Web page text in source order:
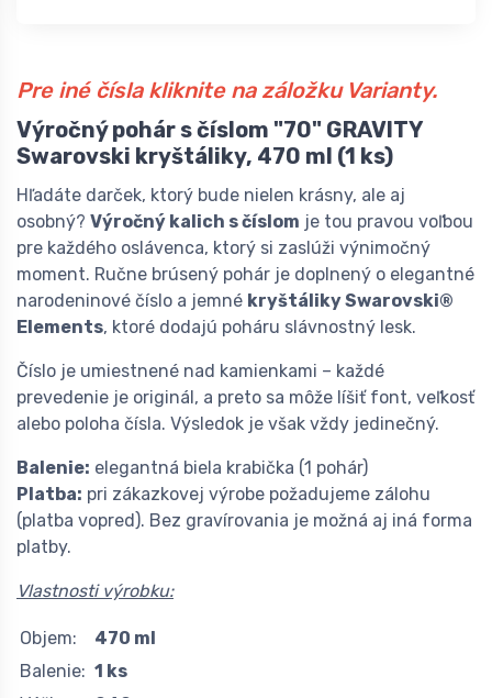
Pre iné čísla kliknite na záložku Varianty.
Výročný pohár s číslom "70" GRAVITY
Swarovski kryštáliky, 470 ml (1 ks)
Hľadáte darček, ktorý bude nielen krásny, ale aj
osobný? Výročný kalich s číslom je tou pravou voľbou
pre každého oslávenca, ktorý si zaslúži výnimočný
moment. Ručne brúsený pohár je doplnený o elegantné
narodeninové číslo a jemné kryštáliky Swarovski®
Elements, ktoré dodajú poháru slávnostný lesk.
Číslo je umiestnené nad kamienkami – každé
prevedenie je originál, a preto sa môže líšiť font, veľkosť
alebo poloha čísla. Výsledok je však vždy jedinečný.
Balenie: elegantná biela krabička (1 pohár)
Platba: pri zákazkovej výrobe požadujeme zálohu
(platba vopred). Bez gravírovania je možná aj iná forma
platby.
Vlastnosti výrobku:
Objem:
470 ml
Balenie: 1 ks